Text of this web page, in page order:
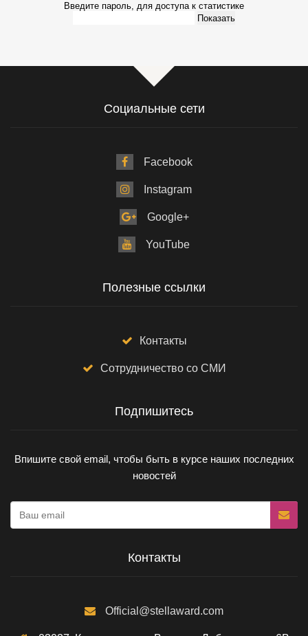
Введите пароль, для доступа к статистике
Показать
Социальные сети
Facebook
Instagram
Google+
YouTube
Полезные ссылки
Контакты
Сотрудничество со СМИ
Подпишитесь
Впишите свой email, чтобы быть в курсе наших последних
новостей
Контакты
Official@stellaward.com